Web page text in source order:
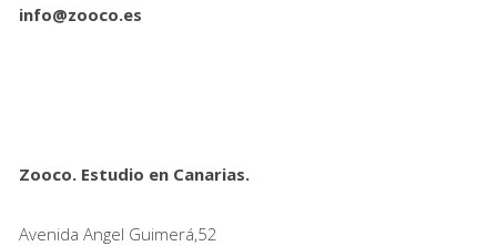
info@zooco.es
Zooco. Estudio en Canarias.
Avenida Angel Guimerá,52